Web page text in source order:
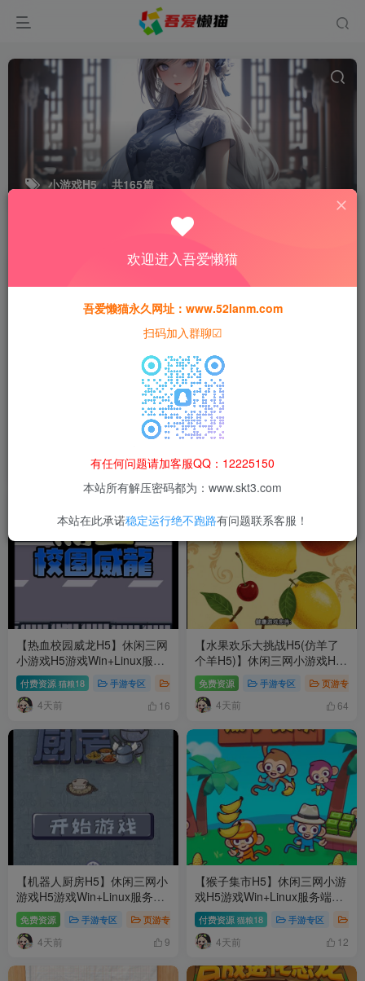
小游戏H5 共165篇
评论
【抓大鹅H5】休闲三网小游戏
H5游戏Win+Linux服务端+架
68
【战场小指挥H5】休闲三网小
游戏H5游戏Win+Linux服务端
+架设教程
4天前
【热血校园威龙H5】休闲三网
小游戏H5游戏Win+Linux服务
端+架设教程
付费资源 猫粮18 手游专区 页游专区
4天前 16
【水果欢乐大挑战H5(仿羊了
个羊H5)】休闲三网小游戏H5
游戏Win+Linux服务端+架设教
程免费资源 手游专区 页游专区
4天前 64
【机器人厨房H5】休闲三网小
游戏H5游戏Win+Linux服务端
+架设教程
免费资源 手游专区 页游专区
4天前 9
【猴子集市H5】休闲三网小游
戏H5游戏Win+Linux服务端
+架设教程
付费资源 猫粮18 手游专区
4天前 12
欢迎进入吾爱懒猫
吾爱懒猫永久网址：www.52lanm.com
扫码加入群聊☑
有任何问题请加客服QQ：12225150
本站所有解压密码都为：www.skt3.com
本站在此承诺稳定运行绝不跑路有问题联系客服！